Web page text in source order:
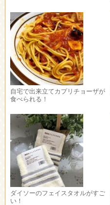
自宅で出来立てカプリチョーザが
食べられる！
ダイソーのフェイスタオルがすご
い！